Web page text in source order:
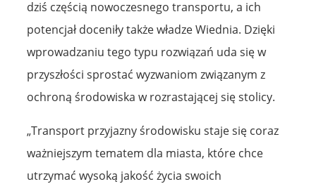
dziś częścią nowoczesnego transportu, a ich
potencjał doceniły także władze Wiednia. Dzięki
wprowadzaniu tego typu rozwiązań uda się w
przyszłości sprostać wyzwaniom związanym z
ochroną środowiska w rozrastającej się stolicy.
„Transport przyjazny środowisku staje się coraz
ważniejszym tematem dla miasta, które chce
utrzymać wysoką jakość życia swoich